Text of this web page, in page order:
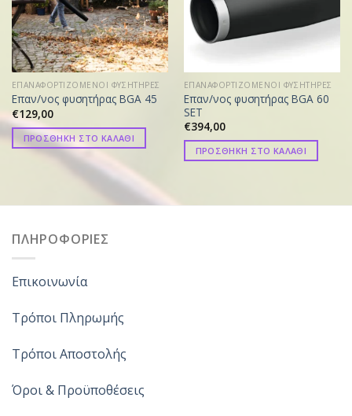
ΕΠΑΝΑΦΟΡΤΙΖΟΜΕΝΟΙ ΦΥΣΗΤΗΡΕΣ
Επαν/νος φυσητήρας BGA 45
€129,00
ΠΡΟΣΘΗΚΗ ΣΤΟ ΚΑΛΑΘΙ
ΕΠΑΝΑΦΟΡΤΙΖΟΜΕΝΟΙ ΦΥΣΗΤΗΡΕΣ
Επαν/νος φυσητήρας BGA 60
SET
€394,00
ΠΡΟΣΘΗΚΗ ΣΤΟ ΚΑΛΑΘΙ
ΠΛΗΡΟΦΟΡΙΕΣ
Επικοινωνία
Τρόποι Πληρωμής
Τρόποι Αποστολής
Όροι & Προϋποθέσεις